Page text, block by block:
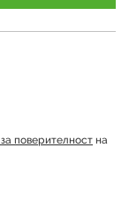
поверителност на